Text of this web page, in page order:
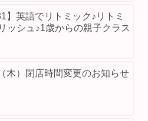
】英語でリトミック♪リトミ
ッシュ♪1歳からの親子クラス
木）閉店時間変更のお知らせ